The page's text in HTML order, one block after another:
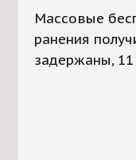
Массовые
ранения
задержаны,